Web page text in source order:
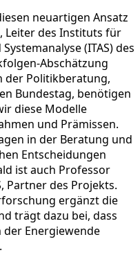
neuartigen Ansatz
Leiter des Instituts für
(ITAS) des
Abschätzung
der Politikberatung,
Bundestag, benötigen
diese Modelle
und Prämissen.
in der Beratung und
Entscheidungen
ist auch Professor
Partner des Projekts.
ergänzt die
trägt dazu bei, dass
Energiewende